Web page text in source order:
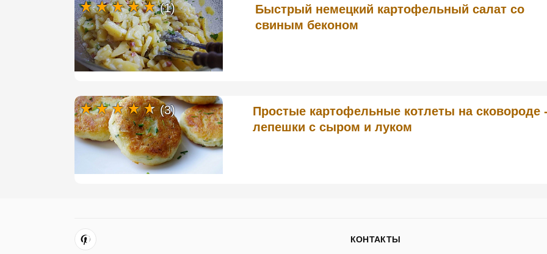
Быстрый немецкий картофельный салат со
свиным беконом
(1)
Простые картофельные котлеты на сковороде
лепешки с сыром и луком
(3)
КОНТАКТЫ